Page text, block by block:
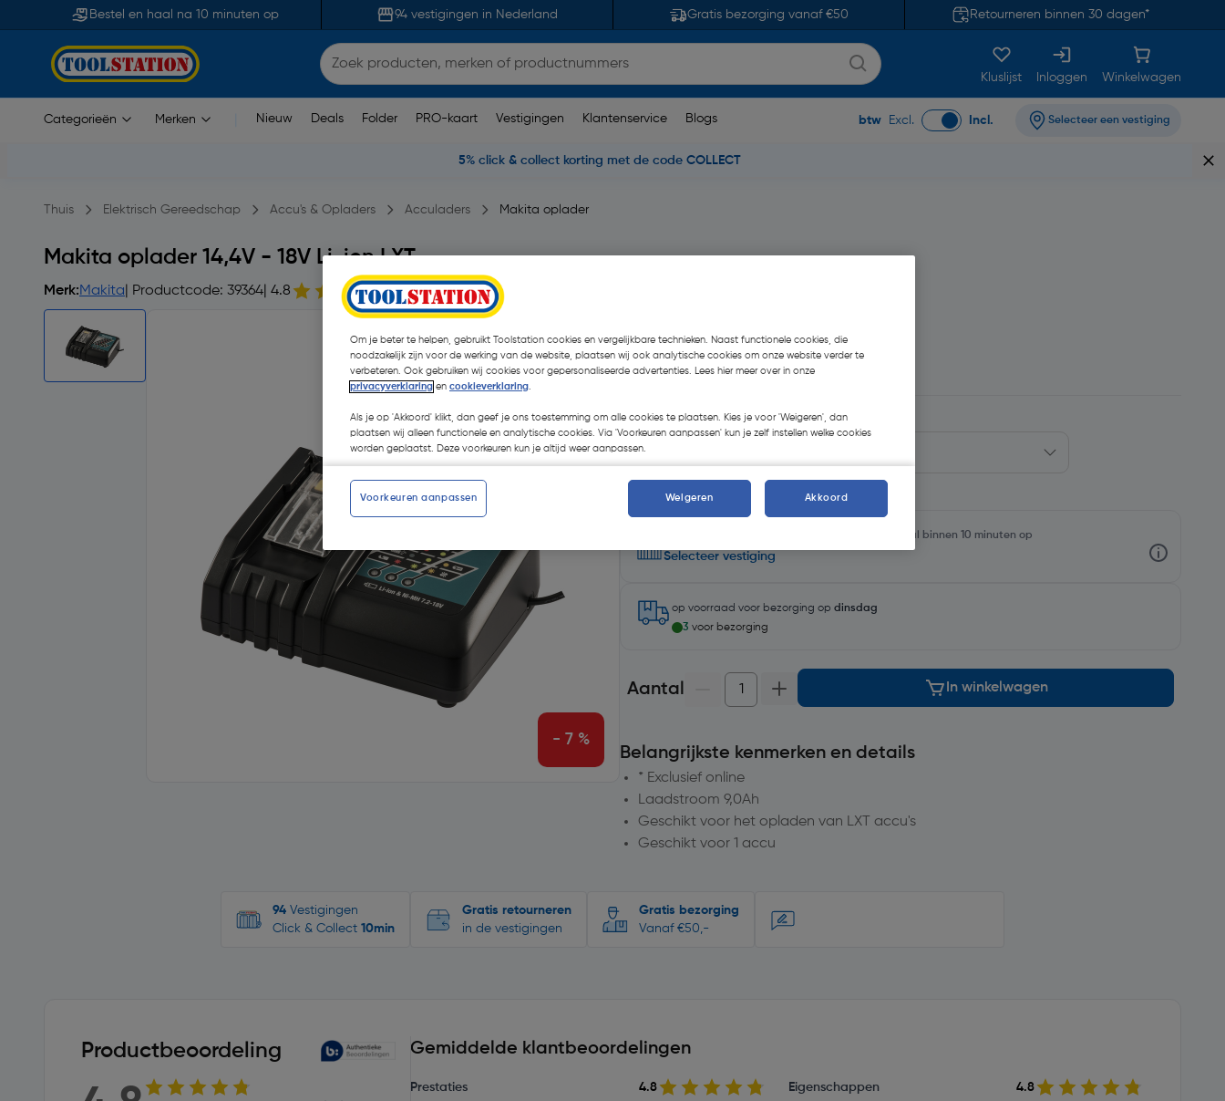
Bestel en haal na 10 minuten op 94 vestigingen in Nederland Gratis bezorging vanaf €50 Retourneren binnen 30 dagen*
Kluslijst Inloggen Winkelwagen
Categorieën Merken Nieuw Deals Folder PRO-kaart Vestigingen Klantenservice Blogs btw Excl. Incl. Selecteer een vestiging
5% click & collect korting met de code COLLECT
Thuis Elektrisch Gereedschap Accu's & Opladers Acculaders Makita oplader
Makita oplader 14,4V - 18V Li-ion LXT
Merk:Makita | Productcode: 39364 | 4.8 50 opmerking(en)
- 7 %
€ 69,69| Excl. btw € 57,59
Kies productvariant(1)
Selecteer winkel - Bekijk voorraadniveaus en haal binnen 10 minuten op
Selecteer vestiging
op voorraad voor bezorging op dinsdag
3 voor bezorging
Aantal In winkelwagen
Belangrijkste kenmerken en details
* Exclusief online
Laadstroom 9,0Ah
Geschikt voor het opladen van LXT accu's
Geschikt voor 1 accu
94 Vestigingen
Click & Collect 10min
Gratis retourneren
in de vestigingen
Gratis bezorging
Vanaf €50,-
Productbeoordeling Gemiddelde klantbeoordelingen
Prestaties 4.8 Eigenschappen 4.8
Om je beter te helpen, gebruikt Toolstation cookies en vergelijkbare technieken. Naast functionele cookies, die
noodzakelijk zijn voor de werking van de website, plaatsen wij ook analytische cookies om onze website verder te
verbeteren. Ook gebruiken wij cookies voor gepersonaliseerde advertenties. Lees hier meer over in onze
privacyverklaring en cookieverklaring.
Als je op 'Akkoord' klikt, dan geef je ons toestemming om alle cookies te plaatsen. Kies je voor 'Weigeren', dan
plaatsen wij alleen functionele en analytische cookies. Via 'Voorkeuren aanpassen' kun je zelf instellen welke cookies
worden geplaatst. Deze voorkeuren kun je altijd weer aanpassen.
Voorkeuren aanpassen Weigeren Akkoord